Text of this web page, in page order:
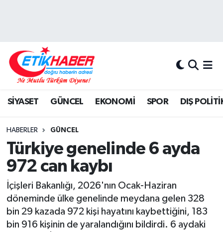
SİYASET GÜNCEL EKONOMİ SPOR DIŞ
HABERLER GÜNCEL
Türkiye genelinde 6 ayda
972 can kaybı
İçişleri Bakanlığı, 2026'nın Ocak-Haziran
döneminde ülke genelinde meydana gelen 328
bin 29 kazada 972 kişi hayatını kaybettiğini, 183
bin 916 kişinin de yaralandığını bildirdi. 6 aydaki
DIŞ POLİTİKA
EKONOMİ
KÖŞE YAZILARI
KÜLTÜR-SANAT-MAGAZİN
MEDYA
Hava Durumu
Süper Lig Puan Durumu ve Fikstür
Tüm Manşetler
Son Dakika Haberleri
Haber Arşivi